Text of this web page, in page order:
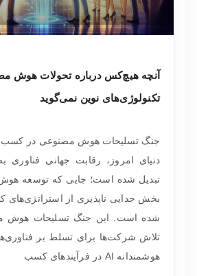
آنچه هیچ‌کس درباره تحولات هوش
تکنولوژی‌های نوین نمی‌گوید
جنگ تسلیحات هوش مصنوعی در کسب و
دنیای امروز، رقابت جهانی فناوری
بخش جدایی ناپذیری از استراتژی‌های
شده است. این جنگ تسلیحات هوش
تلاش شرکت‌ها برای تسلط بر
هوشمندانه AI در فرآیندهای کسب